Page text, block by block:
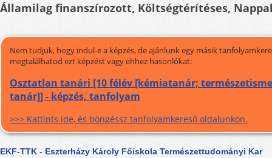
Államilag finanszírozott, Költségtérítéses,
Nem tudjuk, hogy indul-e a képzés, de ajánlunk egy másik
megtalálhatod ezt képzést vagy ehhez hasonlókat:
Osztatlan tanári [10 félév [kémiatanár;
tanár]] - képzés, tanfolyam
>>> Kattints ide, és böngéssz tanfolyamkereső oldalunkon.
EKF-TTK - Eszterházy Károly Főiskola Természettudományi Kar